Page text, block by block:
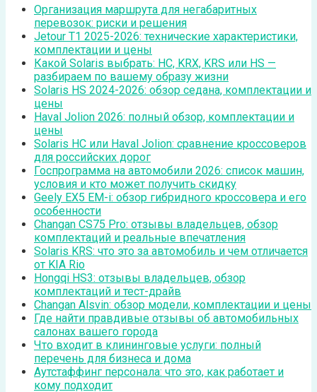
Организация маршрута для негабаритных
перевозок: риски и решения
Jetour T1 2025-2026: технические характеристики,
комплектации и цены
Какой Solaris выбрать: HC, KRX, KRS или HS —
разбираем по вашему образу жизни
Solaris HS 2024-2026: обзор седана, комплектации и
цены
Haval Jolion 2026: полный обзор, комплектации и
цены
Solaris HC или Haval Jolion: сравнение кроссоверов
для российских дорог
Госпрограмма на автомобили 2026: список машин,
условия и кто может получить скидку
Geely EX5 EM-i: обзор гибридного кроссовера и его
особенности
Changan CS75 Pro: отзывы владельцев, обзор
комплектаций и реальные впечатления
Solaris KRS: что это за автомобиль и чем отличается
от KIA Rio
Hongqi HS3: отзывы владельцев, обзор
комплектаций и тест-драйв
Changan Alsvin: обзор модели, комплектации и цены
Где найти правдивые отзывы об автомобильных
салонах вашего города
Что входит в клининговые услуги: полный
перечень для бизнеса и дома
Аутстаффинг персонала: что это, как работает и
кому подходит